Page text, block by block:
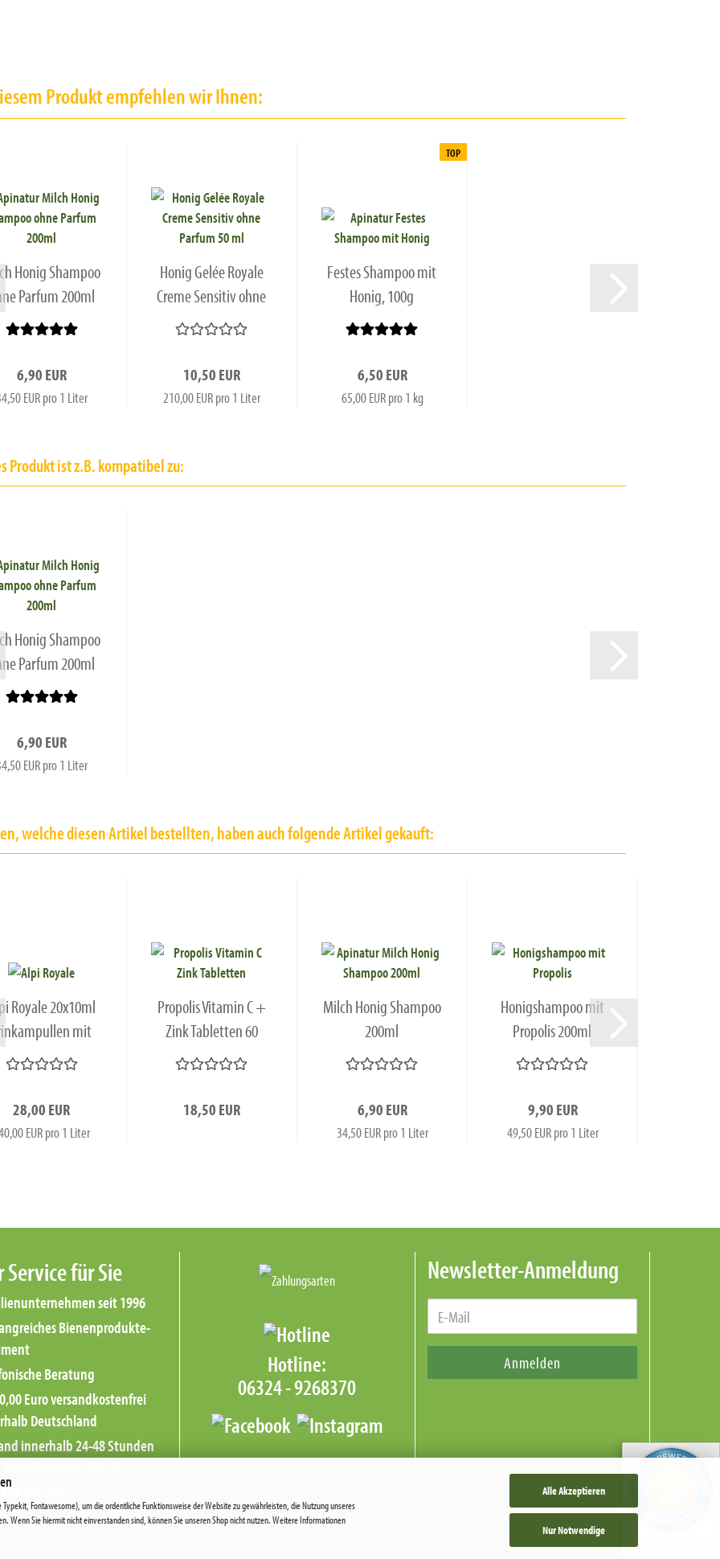
Fontawesome), um die ordentliche Funktionsweise der Website zu gewährleisten, die Nutzung unseres
Wenn Sie hiermit nicht einverstanden sind, können Sie unseren Shop nicht nutzen. Weitere Informationen
Alle Akzeptieren
Nur Notwendige
Produkt empfehlen wir Ihnen:
Honig Shampoo
Parfum 200ml
6,90 EUR
EUR pro 1 Liter
Honig Gelée Royale
Creme Sensitiv ohne
Parfum...
10,50 EUR
210,00 EUR pro 1 Liter
TOP
Festes Shampoo mit
Honig, 100g
6,50 EUR
65,00 EUR pro 1 kg
Produkt ist z.B. kompatibel zu:
Honig Shampoo
Parfum 200ml
6,90 EUR
EUR pro 1 Liter
welche diesen Artikel bestellten, haben auch folgende Artikel gekauft:
Royale 20x10ml
mit
Propolis...
28,00 EUR
EUR pro 1 Liter
Propolis Vitamin C +
Zink Tabletten 60
Stück...
18,50 EUR
Milch Honig Shampoo
200ml
6,90 EUR
34,50 EUR pro 1 Liter
Honigshampoo mit
Propolis 200ml
9,90 EUR
49,50 EUR pro 1 Liter
Service für Sie
seit 1996
Bienenprodukte-
Beratung
Euro versandkostenfrei
Deutschland
innerhalb 24-48 Stunden
Hotline:
06324 - 9268370‬
Newsletter-Anmeldung
Anmelden